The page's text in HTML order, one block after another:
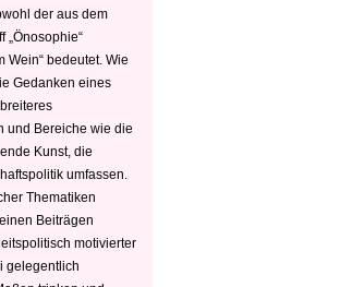
der aus dem
„Önosophie“
Wein“ bedeutet. Wie
Gedanken eines
und Bereiche wie die
Kunst, die
umfassen.
Thematiken
Beiträgen
motivierter
gelegentlich